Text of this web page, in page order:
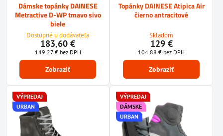
Dámske topánky DAINESE
Metractive D-WP tmavo sivo
biele
Dostupné u dodávateľa
183,60 €
149,27 € bez DPH
Zobraziť
Topánky DAINESE Atipica Air
čierno antracitové
Skladom
129 €
104,88 € bez DPH
Zobraziť
VÝPREDAJ
URBAN
VÝPREDAJ
DÁMSKE
URBAN